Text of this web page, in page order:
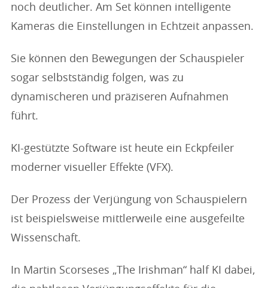
noch deutlicher. Am Set können intelligente
Kameras die Einstellungen in Echtzeit anpassen.
Sie können den Bewegungen der Schauspieler
sogar selbstständig folgen, was zu
dynamischeren und präziseren Aufnahmen
führt.
KI-gestützte Software ist heute ein Eckpfeiler
moderner visueller Effekte (VFX).
Der Prozess der Verjüngung von Schauspielern
ist beispielsweise mittlerweile eine ausgefeilte
Wissenschaft.
In Martin Scorseses „The Irishman“ half KI dabei,